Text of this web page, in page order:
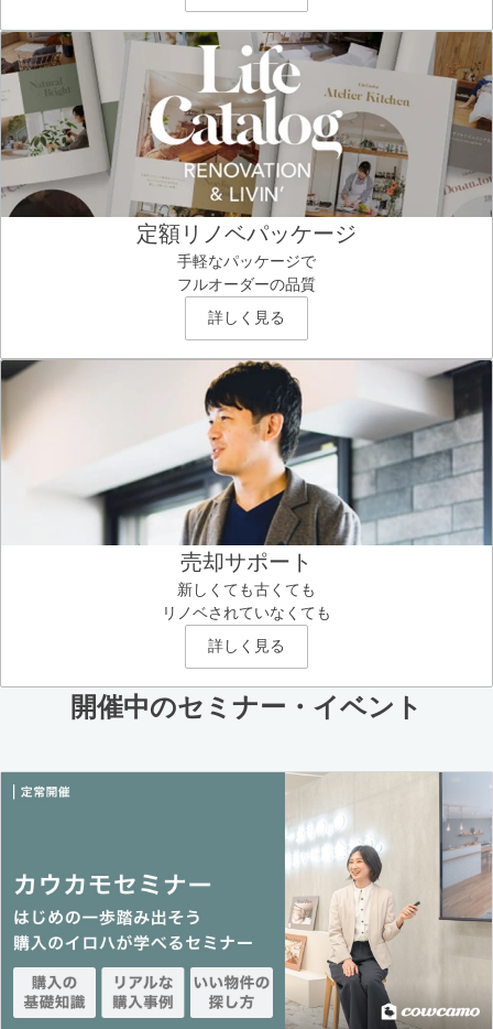
定額リノベパッケージ
手軽なパッケージで
フルオーダーの品質
詳しく見る
売却サポート
新しくても古くても
リノベされていなくても
詳しく見る
開催中のセミナー・イベント